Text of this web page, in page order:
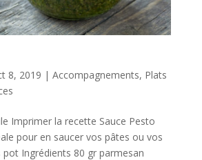
8, 2019 | Accompagnements, Plats
Imprimer la recette Sauce Pesto
pour en saucer vos pâtes ou vos
pot Ingrédients 80 gr parmesan